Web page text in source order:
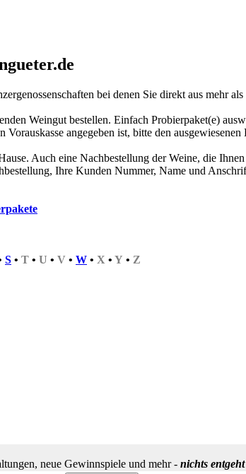
bei denen Sie direkt aus mehr
Weingut bestellen. Einfach Probierpaket(e)
angegeben ist, bitte den
Auch eine Nachbestellung der Weine, die
Ihre Kunden Nummer, Name und
S • T • U • V • W • X • Y • Z
neue Gewinnspiele und mehr - nichts